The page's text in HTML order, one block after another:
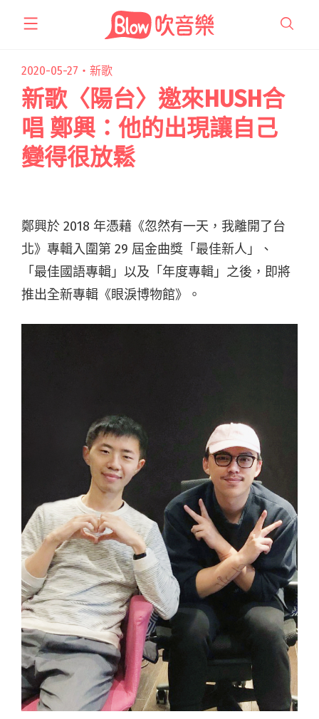
2020-05-27・ 新歌
新歌〈陽台〉邀來HUSH合
唱 鄭興：他的出現讓自己
變得很放鬆
鄭興於 2018 年憑藉《忽然有一天，我離開了台
北》專輯入圍第 29 屆金曲獎「最佳新人」、
「最佳國語專輯」以及「年度專輯」之後，即將
推出全新專輯《眼淚博物館》。